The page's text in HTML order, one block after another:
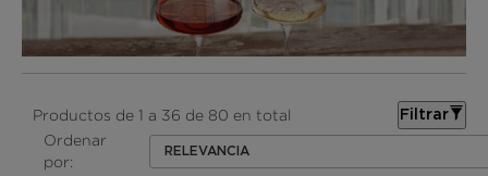
Productos de 1 a 36 de 80 en total Filtrar
Ordenar
por:
RELEVANCIA